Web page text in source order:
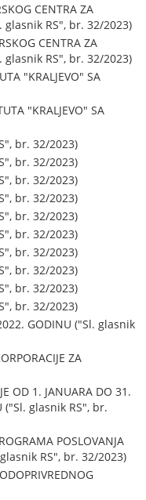
CENTRA ZA
glasnik RS", br. 32/2023)
CENTRA ZA
glasnik RS", br. 32/2023)
"KRALJEVO" SA
"KRALJEVO" SA
br. 32/2023)
br. 32/2023)
br. 32/2023)
br. 32/2023)
br. 32/2023)
br. 32/2023)
br. 32/2023)
br. 32/2023)
br. 32/2023)
br. 32/2023)
2022. GODINU ("Sl. glasnik
ZA
OD 1. JANUARA DO 31.
("Sl. glasnik RS", br.
POSLOVANJA
glasnik RS", br. 32/2023)